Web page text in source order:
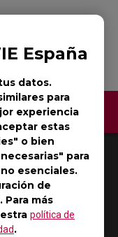
España
datos.
para
experiencia
estas
o bien
para
esenciales.
de
más
política de
.
Contáctenos
Default